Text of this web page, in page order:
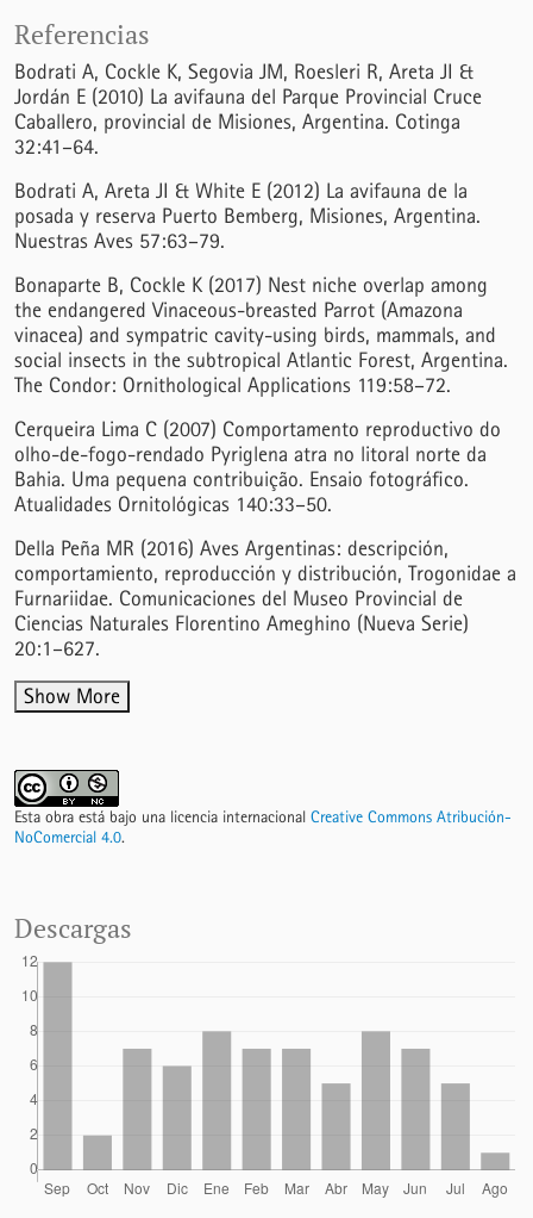
Referencias
Bodrati A, Cockle K, Segovia JM, Roesleri R, Areta JI &
Jordán E (2010) La avifauna del Parque Provincial Cruce
Caballero, provincial de Misiones, Argentina. Cotinga
32:41–64.
Bodrati A, Areta JI & White E (2012) La avifauna de la
posada y reserva Puerto Bemberg, Misiones, Argentina.
Nuestras Aves 57:63–79.
Bonaparte B, Cockle K (2017) Nest niche overlap among
the endangered Vinaceous-breasted Parrot (Amazona
vinacea) and sympatric cavity-using birds, mammals, and
social insects in the subtropical Atlantic Forest, Argentina.
The Condor: Ornithological Applications 119:58–72.
Cerqueira Lima C (2007) Comportamento reproductivo do
olho-de-fogo-rendado Pyriglena atra no litoral norte da
Bahia. Uma pequena contribuição. Ensaio fotográfico.
Atualidades Ornitológicas 140:33–50.
Della Peña MR (2016) Aves Argentinas: descripción,
comportamiento, reproducción y distribución, Trogonidae a
Furnariidae. Comunicaciones del Museo Provincial de
Ciencias Naturales Florentino Ameghino (Nueva Serie)
20:1–627.
Show More
Esta obra está bajo una licencia internacional Creative Commons Atribución-
NoComercial 4.0.
Descargas